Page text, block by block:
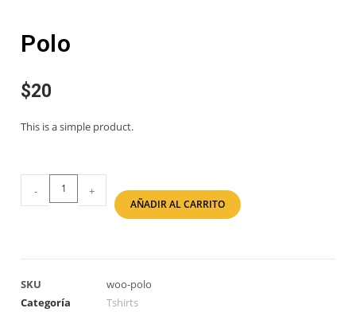
Polo
$20
This is a simple product.
- +
AÑADIR AL CARRITO
SKU
woo-polo
Categoría
Tshirts